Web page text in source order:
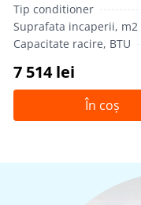
Tip conditioner
Suprafata incaperii, m2
Capacitate racire, BTU
7 514 lei
În coș